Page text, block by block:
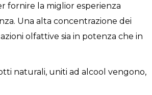
fornire la miglior esperienza
Una alta concentrazione dei
olfattive sia in potenza che in
naturali, uniti ad alcool vengono,